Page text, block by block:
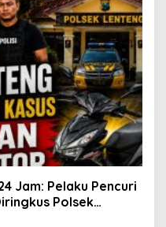
Jam: Pelaku Pencuri
Polsek